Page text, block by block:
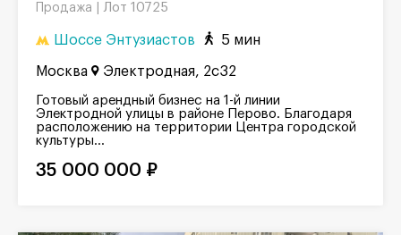
Продажа | Лот 10725
Шоссе Энтузиастов 5 мин
Москва Электродная, 2с32
Готовый арендный бизнес на 1-й линии
Электродной улицы в районе Перово. Благодаря
расположению на территории Центра городской
культуры...
35 000 000 ₽